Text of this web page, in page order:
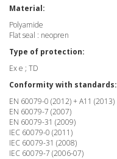
Material:
Polyamide
Flat seal : neopren
Type of protection:
Ex e ; TD
Conformity with standards:
EN 60079-0 (2012) + A11 (2013)
EN 60079-7 (2007)
EN 60079-31 (2009)
IEC 60079-0 (2011)
IEC 60079-31 (2008)
IEC 60079-7 (2006-07)